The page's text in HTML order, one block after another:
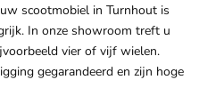
scootmobiel in Turnhout is
In onze showroom treft u
vier of vijf wielen.
gegarandeerd en zijn hoge